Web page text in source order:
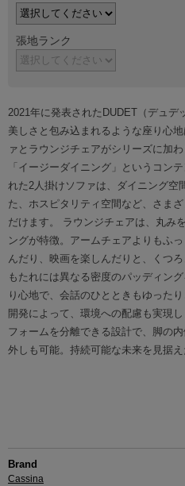
張地ランク
2021年に発表されたDUDET（デュデ
美しさと包み込まれるような座り心
ァとラウンジチェアがシリーズに加わ
「イージーダイニング」というコン
れた2人掛けソファは、ダイニング空
た、ホスピタリティ空間など、さま
だけます。 ラウンジチェアは、丸み
ングが特徴。アームチェアよりもふ
んだり、映画を楽しんだりと、くつ
もたれには異なる密度のパッディン
り心地で、会話のひとときもゆった
開発によって、環境への配慮も実現
フォームを分離できる設計で、脚の
外しも可能。持続可能な未来を見据
Brand
Cassina